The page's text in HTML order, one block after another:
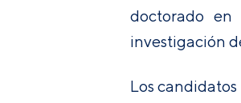
doctorado en
investigación
Los